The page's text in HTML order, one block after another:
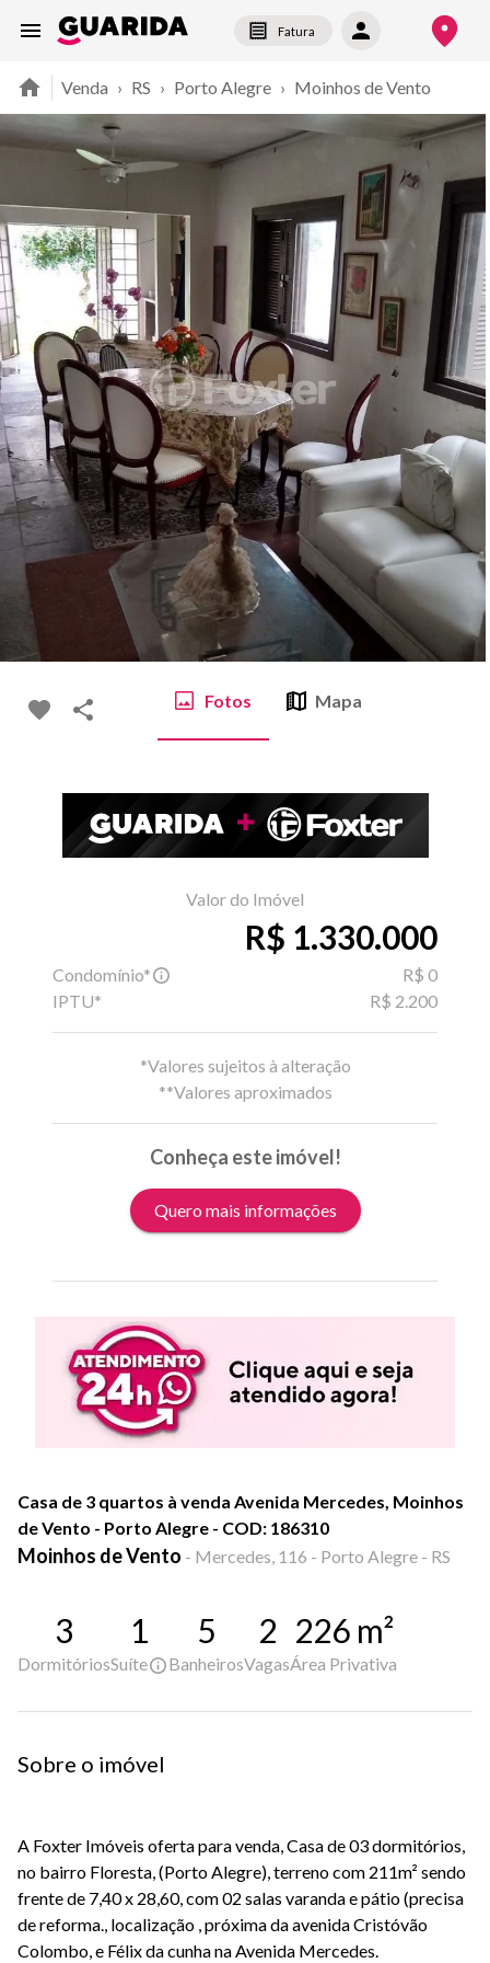
Fatura
Venda › RS › Porto Alegre › Moinhos de Vento
Fotos Mapa
Valor do Imóvel
R$ 1.330.000
Condomínio*
R$ 0
IPTU*
R$ 2.200
*Valores sujeitos à alteração
**Valores aproximados
Conheça este imóvel!
Quero mais informações
Casa de 3 quartos à venda Avenida Mercedes, Moinhos
de Vento - Porto Alegre - COD: 186310
Moinhos de Vento - Mercedes, 116 - Porto Alegre - RS
3
Dormitórios
1
Suíte
5
Banheiros
2
Vagas
226 m²
Área Privativa
Sobre o imóvel
A Foxter Imóveis oferta para venda, Casa de 03 dormitórios,
no bairro Floresta, (Porto Alegre), terreno com 211m² sendo
frente de 7,40 x 28,60, com 02 salas varanda e pátio (precisa
de reforma., localização , próxima da avenida Cristóvão
Colombo, e Félix da cunha na Avenida Mercedes.